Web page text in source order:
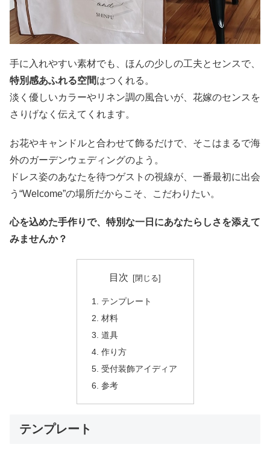
手に入れやすい素材でも、ほんの少しの工夫とセンスで、
特別感あふれる空間はつくれる。
淡く優しいカラーやリネン調の風合いが、花嫁のセンスを
さりげなく伝えてくれます。
お花やキャンドルと合わせて飾るだけで、そこはまるで海
外のガーデンウェディングのよう。
ドレス姿のあなたを待つゲストの視線が、一番最初に出会
う“Welcome”の場所だからこそ、こだわりたい。
心を込めた手作りで、特別な一日にあなたらしさを添えて
みませんか？
目次
テンプレート
材料
道具
作り方
受付装飾アイディア
参考
テンプレート